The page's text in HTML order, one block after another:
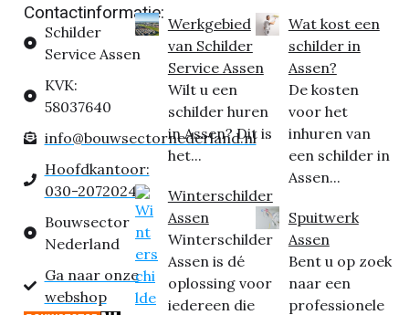
Contactinformatie:
Schilder
Service Assen
KVK:
58037640
info@bouwsectornederland.nl
Hoofdkantoor:
030-2072024
Bouwsector
Nederland
Ga naar onze
webshop
Werkgebied
van Schilder
Service Assen
Wilt u een
schilder huren
in Assen? Dit is
het...
Winterschilder
Assen
Winterschilder
Assen is dé
oplossing voor
iedereen die
Wat kost een
schilder in
Assen?
De kosten
voor het
inhuren van
een schilder in
Assen...
Spuitwerk
Assen
Bent u op zoek
naar een
professionele